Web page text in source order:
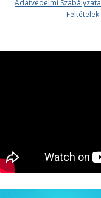
Adatvédelmi Szabályzata
Feltételek